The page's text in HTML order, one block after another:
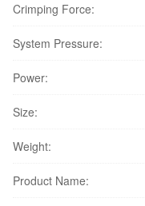
Crimping Force:
System Pressure:
Power:
Size:
Weight:
Product Name: